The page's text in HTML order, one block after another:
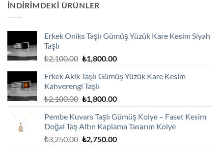
İNDIRIMDEKI ÜRÜNLER
Erkek Oniks Taşlı Gümüş Yüzük Kare Kesim Siyah
Taşlı
₺2,100.00 Orijinal
₺2,100.00.
₺1,800.00Şu
fiyat:
Erkek Akik Taşlı Gümüş Yüzük Kare Kesim
Kahverengi Taşlı
₺2,100.00 Orijinal
₺2,100.00.
₺1,800.00Şu
fiyat:
₺1,800.00.
Pembe Kuvars Taşlı Gümüş Kolye – Faset Kesim
Doğal Taş Altın Kaplama Tasarım Kolye
₺3,250.00 Orijinal
₺2,750.00Şu